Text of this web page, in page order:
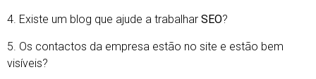
4. Existe um blog que ajude a trabalhar SEO?
5. Os contactos da empresa estão no site e estão bem
visíveis?